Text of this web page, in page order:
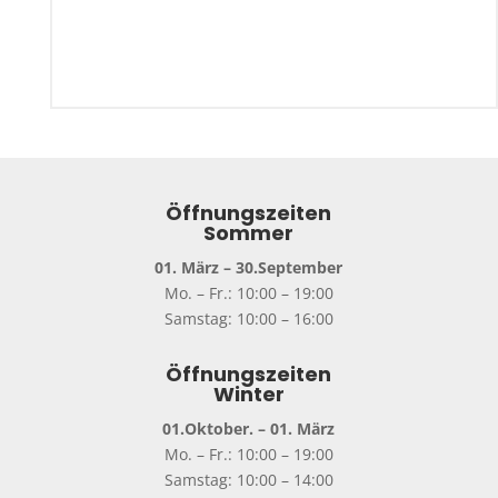
Öffnungszeiten
Sommer
01. März – 30.September
Mo. – Fr.: 10:00 – 19:00
Samstag: 10:00 – 16:00
Öffnungszeiten
Winter
01.Oktober. – 01. März
Mo. – Fr.: 10:00 – 19:00
Samstag: 10:00 – 14:00